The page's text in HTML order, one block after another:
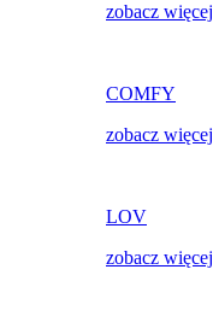
zobacz więcej
COMFY
zobacz więcej
LOV
zobacz więcej